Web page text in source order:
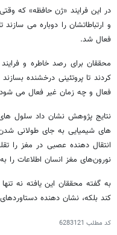
در این فرایند «ژن حافظه» که
و ارتباطاتشان را دوباره می
فعال شد.
محققان برای رصد خاطره و
کردند تا پروتئینی درخشنده
فعال و چه زمان غیر فعال می
نتایج پژوهش نشان داد سلول
های شیمیایی به جای طولانی
انتقال دهنده عصبی در مغز را
نورون‌های مغز انسان اطلاعات را
به گفته محققان این یافته نه
کند بلکه، نشان دهنده
کد مطلب 6283121